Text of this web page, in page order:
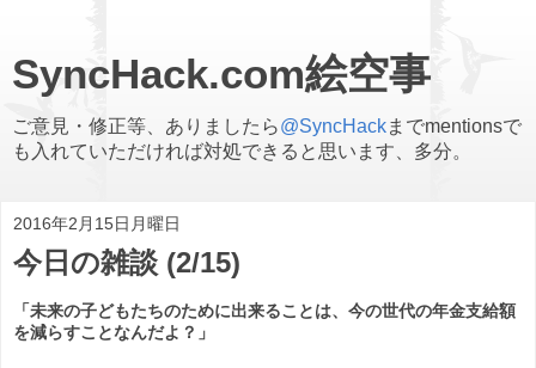
SyncHack.com絵空事
ご意見・修正等、ありましたら@SyncHackまでmentionsで
も入れていただければ対処できると思います、多分。
2016年2月15日月曜日
今日の雑談 (2/15)
「未来の子どもたちのために出来ることは、今の世代の年金支給額
を減らすことなんだよ？」